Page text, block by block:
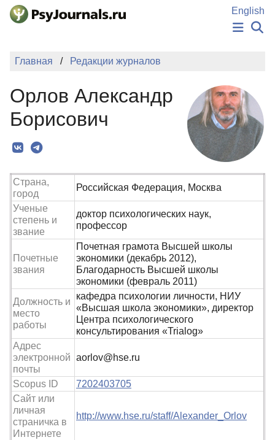
Перейти к основному содержанию
English
НОВОСТИ
ПОДАТЬ РУКОПИСЬ
КЛЮЧЕВЫЕ СЛОВА
Вход
Главная Редакции журналов
Орлов Александр
Борисович
Страна,
город
Российская Федерация, Москва
Ученые
степень и
звание
доктор психологических наук,
профессор
Почетные
звания
Почетная грамота Высшей школы
экономики (декабрь 2012),
Благодарность Высшей школы
экономики (февраль 2011)
Должность и
место
работы
кафедра психологии личности, НИУ
«Высшая школа экономики», директор
Центра психологического
консультирования «Trialog»
Адрес
электронной
почты
aorlov@hse.ru
Scopus ID
7202403705
Сайт или
личная
страничка в
Интернете
http://www.hse.ru/staff/Alexander_Orlov